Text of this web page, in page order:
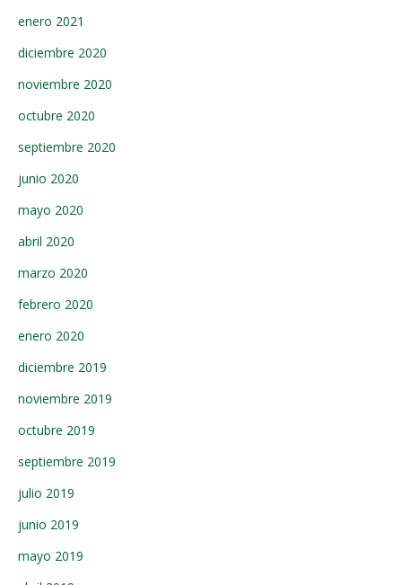
enero 2021
diciembre 2020
noviembre 2020
octubre 2020
septiembre 2020
junio 2020
mayo 2020
abril 2020
marzo 2020
febrero 2020
enero 2020
diciembre 2019
noviembre 2019
octubre 2019
septiembre 2019
julio 2019
junio 2019
mayo 2019